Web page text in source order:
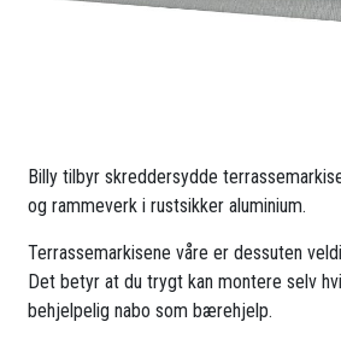
Billy tilbyr skreddersydde
og rammeverk i rustsikker aluminium.
Terrassemarkisene våre er dessuten
Det betyr at du trygt kan montere selv
behjelpelig nabo som bærehjelp.